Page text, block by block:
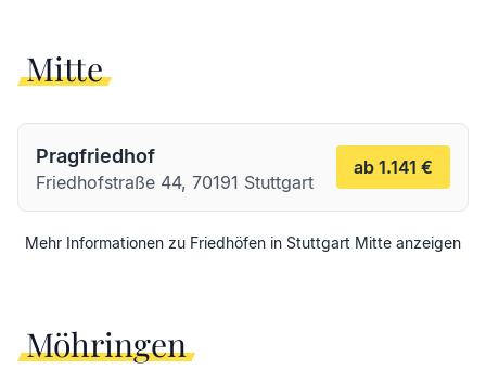
Mitte
Pragfriedhof
Friedhofstraße 44, 70191 Stuttgart
ab 1.141 €
Mehr Informationen zu Friedhöfen in Stuttgart Mitte anzeigen
Möhringen